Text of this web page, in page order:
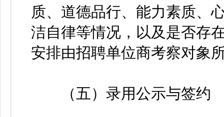
质、道德品行、能力素质、
洁自律等情况，以及是否存
安排由招聘单位商考察对象
（五）录用公示与签约